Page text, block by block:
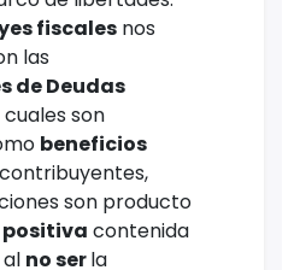
fiscales nos
las
de Deudas
cuales son
beneficios
son producto
contenida
no serla